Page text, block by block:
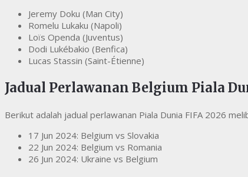
Jeremy Doku (Man City)
Romelu Lukaku (Napoli)
Loïs Openda (Juventus)
Dodi Lukébakio (Benfica)
Lucas Stassin (Saint-Étienne)
Jadual Perlawanan Belgium Piala
Berikut adalah jadual perlawanan Piala Dunia FIFA 2026
17 Jun 2024: Belgium vs Slovakia
22 Jun 2024: Belgium vs Romania
26 Jun 2024: Ukraine vs Belgium